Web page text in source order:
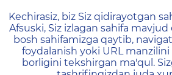
404 —
Kechirasiz, biz Siz qidirayotgan
Afsuski, Siz izlagan sahifa mavjud
bosh sahifamizga qaytib,
foydalanish yoki URL
borligini tekshirgan ma'qul.